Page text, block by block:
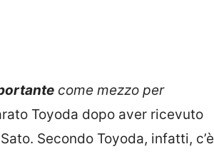
come mezzo per
Toyoda dopo aver ricevuto
Secondo Toyoda, infatti, c’è